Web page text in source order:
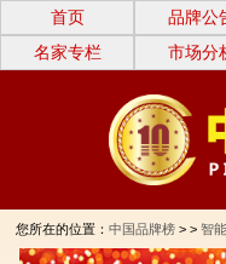
首页 品牌公
名家专栏
市场分
您所在的位置： 中国品牌榜 > > 智